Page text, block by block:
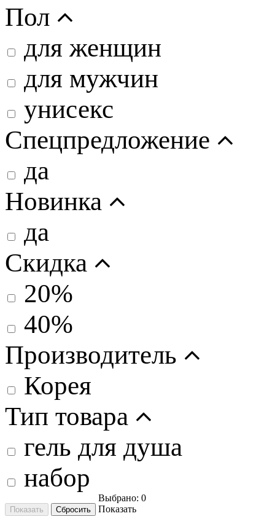
Пол
для женщин
для мужчин
унисекс
Спецпредложение
да
Новинка
да
Скидка
20%
40%
Производитель
Корея
Тип товара
гель для душа
набор
Выбрано: 0
Показать